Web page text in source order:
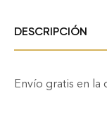
DESCRIPCIÓN
Envío gratis en la